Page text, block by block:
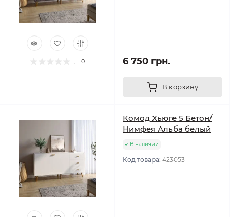
0 6 750 грн.
В корзину
Комод Хьюге 5 Бетон/
Нимфея Альба белый
В наличии
Код товара: 423053